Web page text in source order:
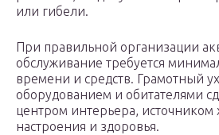
или гибели.
При правильной организации
обслуживание требуется
времени и средств. Грамотный
оборудованием и обитателями
центром интерьера, источником
настроения и здоровья.